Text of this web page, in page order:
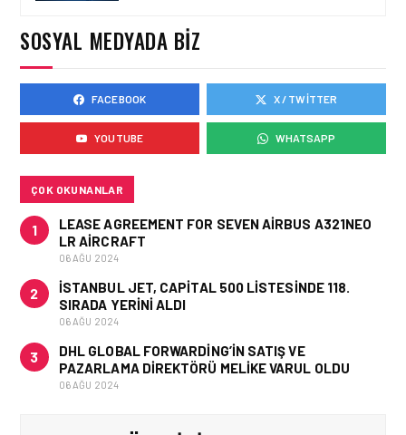
KURTARMA BIRLIĞI’NE
ANLAMLI DESTEK!
HAVACILIK • 05 AĞU 2026
AIRBUS A320NEO
UÇAKLARINDA YOLCU
BINIŞ SÜREÇLERI
SOSYAL MEDYADA BIZ
FACEBOOK X / TWITTER
YOUTUBE WHATSAPP
ÇOK OKUNANLAR
1
LEASE AGREEMENT FOR SEVEN AIRBUS A321NEO
LR AIRCRAFT
06 AĞU 2024
2
İSTANBUL JET, CAPITAL 500 LISTESINDE 118.
SIRADA YERINI ALDI
06 AĞU 2024
3
DHL GLOBAL FORWARDING’IN SATIŞ VE
PAZARLAMA DIREKTÖRÜ MELIKE VARUL OLDU
06 AĞU 2024